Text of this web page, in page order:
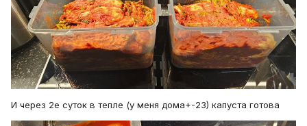
И через 2е суток в тепле (у меня дома+-23) капуста готова